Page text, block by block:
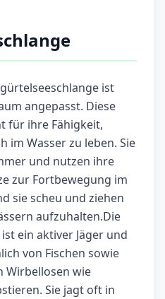
ist
angepasst. Diese
für ihre Fähigkeit,
im Wasser zu leben. Sie
und nutzen ihre
zur Fortbewegung im
sie scheu und ziehen
aufzuhalten.Die
ein aktiver Jäger und
von Fischen sowie
Wirbellosen wie
Sie jagt oft in